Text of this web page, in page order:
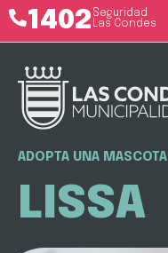
1402 Seguridad
Las Condes
ADOPTA UNA MASCOTA
LISSA